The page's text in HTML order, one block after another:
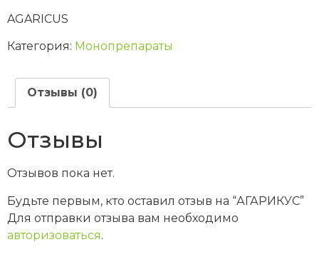
AGARICUS
Категория: Монопрепараты
Отзывы (0)
Отзывы
Отзывов пока нет.
Будьте первым, кто оставил отзыв на “АГАРИКУС”
Для отправки отзыва вам необходимо
авторизоваться.